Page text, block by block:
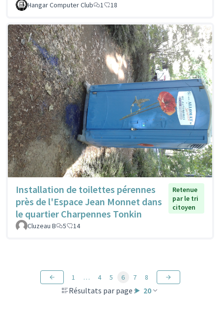
Hangar Computer Club
1 18
Installation de toilettes pérennes
près de l'Espace Jean Monnet dans
le quartier Charpennes Tonkin
Retenue
par le tri
citoyen
Cluzeau B 5 14
Résultats par page : 20
1 … 4 5 6 7 8